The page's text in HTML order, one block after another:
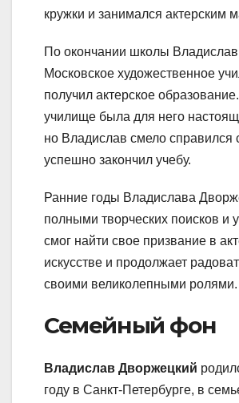
кружки и занимался актерским
По окончании школы Владислав
Московское художественное
получил актерское
училище была для него
но Владислав смело справился
успешно закончил учебу.
Ранние годы Владислава
полными творческих поисков и
смог найти свое призвание в
искусстве и продолжает
своими великолепными ролями.
Семейный фон
Владислав Дворжецкий
году в Санкт-Петербурге, в